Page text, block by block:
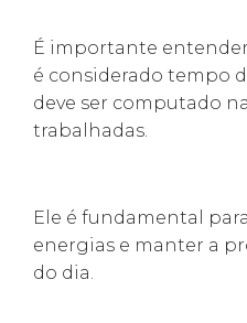
É importante
é considerado tempo
deve ser computado
trabalhadas.
Ele é fundamental
energias e manter a
do dia.